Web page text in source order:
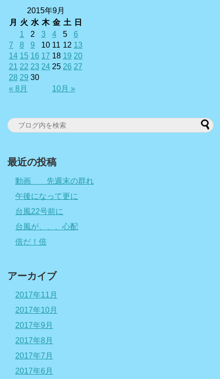
2015年9月
月
火 水 木 金 土 日
« 8月 10月 »
1 2 3 4 5
6
7
8 9 10 11 12 13
14 15 16 17 18 19 20
21 22 23 24 25 26 27
28 29 30
最近の投稿
動画 先週末の群れ
午後になって更に
台風22号前に
台風が、、、心配
倍だ！倍
アーカイブ
2017年11月
2017年10月
2017年9月
2017年8月
2017年7月
2017年6月